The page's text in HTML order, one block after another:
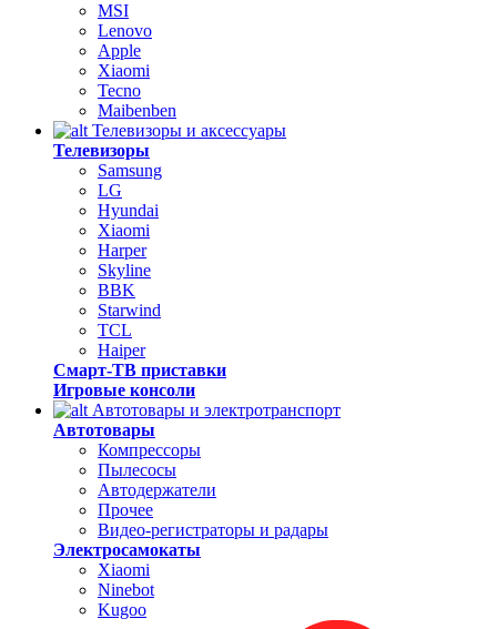
MSI
Lenovo
Apple
Xiaomi
Tecno
Maibenben
Телевизоры и аксессуары
Телевизоры
Samsung
LG
Hyundai
Xiaomi
Harper
Skyline
BBK
Starwind
TCL
Haiper
Смарт-ТВ приставки
Игровые консоли
Автотовары и электротранспорт
Автотовары
Компрессоры
Пылесосы
Автодержатели
Прочее
Видео-регистраторы и радары
Электросамокаты
Xiaomi
Ninebot
Kugoo